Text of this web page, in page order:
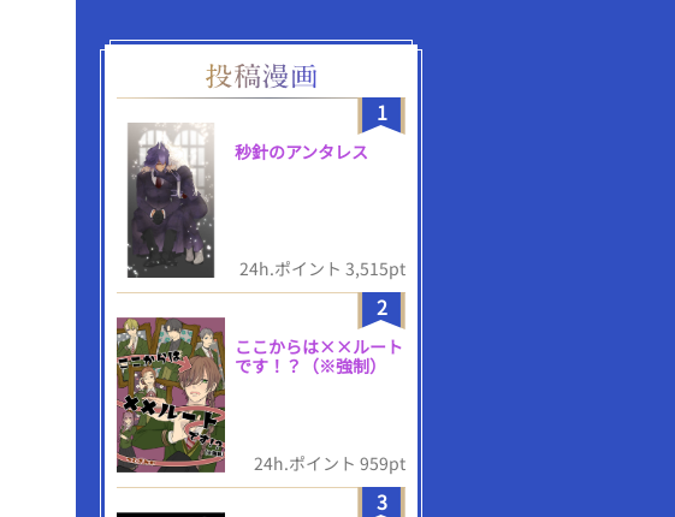
1
秒針のアンタレス
24h.ポイント 3,515pt
2
ここからは××ルート
です！？（※強制）
24h.ポイント 959pt
3